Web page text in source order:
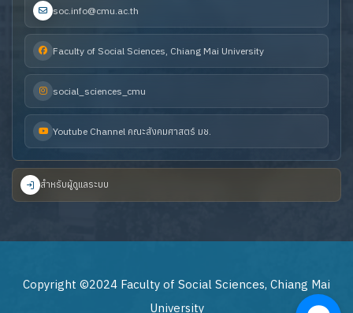
soc.info@cmu.ac.th
Faculty of Social Sciences, Chiang Mai University
social_sciences_cmu
Youtube Channel คณะสังคมศาสตร์ มช.
สำหรับผู้ดูแลระบบ
Copyright ©2024 Faculty of Social Sciences, Chiang Mai
University